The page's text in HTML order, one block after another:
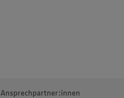
Ansprechpartner:innen